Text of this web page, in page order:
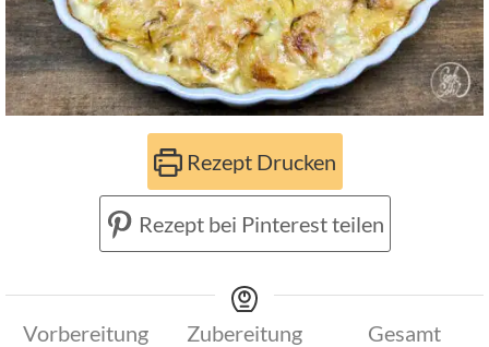
Rezept Drucken
Rezept bei Pinterest teilen
Vorbereitung
Zubereitung
Gesamt